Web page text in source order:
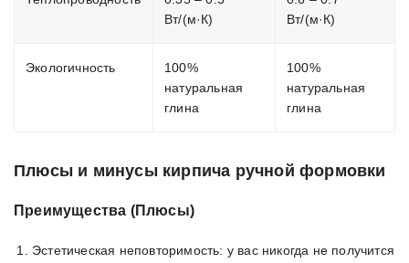
Вт/(м·К)
Вт/(м·К)
Экологичность
100%
натуральная
глина
100%
натуральная
глина
Плюсы и минусы кирпича ручной формовки
Преимущества (Плюсы)
Эстетическая неповторимость: у вас никогда не получится